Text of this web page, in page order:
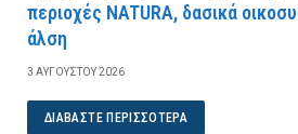
περιοχές NATURA, δασικά
άλση
3 ΑΥΓΟΎΣΤΟΥ 2026
ΔΙΑΒΆΣΤΕ ΠΕΡΙΣΣΌΤΕΡΑ